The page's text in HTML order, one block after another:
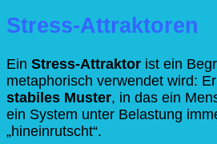
Stress-Attraktoren
Ein Stress-Attraktor ist ein
metaphorisch verwendet wird:
stabiles Muster, in das ein
ein System unter Belastung
„hineinrutscht“.